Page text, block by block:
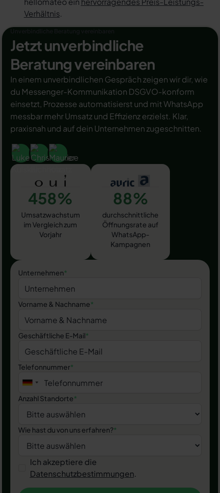
Verhältnis.
Jetzt unverbindliche
Beratung vereinbaren
In einem unverbindlichen Gespräch zeigen wir dir, wie
du Messenger-Kommunikation DSGVO-konform
einsetzt, Prozesse automatisierst und mit WhatsApp
messbar mehr Umsatz und Effizienz erzielst. Klar,
praxisnah und auf dein Unternehmen zugeschnitten.
458%
Umsatzwachstum
im Vergleich zum
Vorjahr
88%
durchschnittliche
Öffnungsrate auf
WhatsApp-
Kampagnen
Unternehmen*
Vorname & Nachname*
Geschäftliche E-Mail*
Telefonnummer*
Anzahl Standorte*
Wie hast du von uns erfahren?*
Ich akzeptiere die
Datenschutzbestimmungen.